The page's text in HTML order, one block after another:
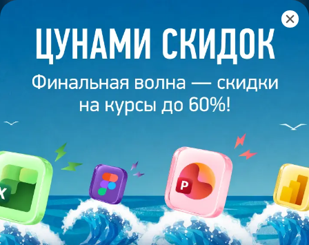
Главная /Банк слайдов / Презентация 365 – Ксения
ПРЕЗЕНТАЦИЯ 365 - КСЕНИЯ
ТИМОФЕЕВА
Моё избранное